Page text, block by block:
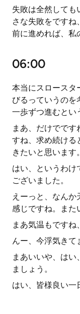
失敗は全然しても
さな失敗をです
前に進めれば、私
06:00
本当にスロースタ
びるっていうのを
一歩ずつ進むとい
まあ、だけでで
すね、求め続ける
きたいと思います。
はい、というわけ
ございました。
えーっと、なん
感じですね。また
まあ気温もですね
んー、今浮気きて
まあいいや、は
ましょう。
はい、皆様良い一